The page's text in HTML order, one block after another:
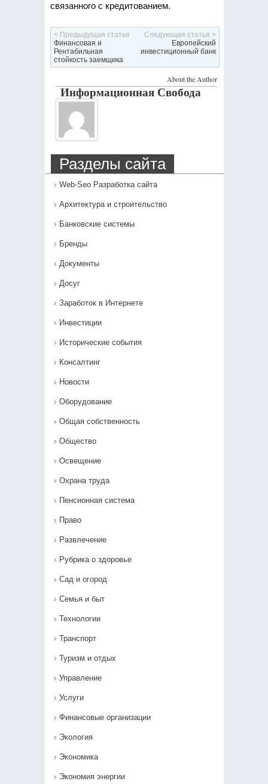
связанного с кредитованием.
< Предыдущая статья
Финансовая и
Рентабильная
стойкость заемщика
Следующая статья >
Европейский
инвестиционный банк
About the Author
Информационная Свобода
Разделы сайта
Web-Seo Разработка сайта
Архитектура и строительство
Банковские системы
Бренды
Документы
Досуг
Заработок в Интернете
Инвестиции
Исторические события
Консалтинг
Новости
Оборудование
Общая собственность
Общество
Освещение
Охрана труда
Пенсионная система
Право
Развлечение
Рубрика о здоровье
Сад и огород
Семья и быт
Технологии
Транспорт
Туризм и отдых
Управление
Услуги
Финансовые организации
Экология
Экономика
Экономия энергии